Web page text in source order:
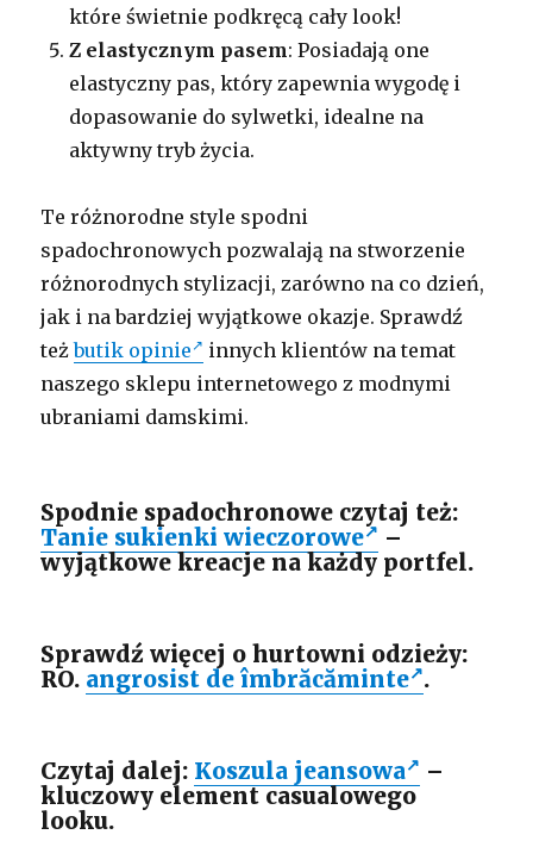
które świetnie podkręcą cały look!
Z elastycznym pasem: Posiadają one
elastyczny pas, który zapewnia wygodę i
dopasowanie do sylwetki, idealne na
aktywny tryb życia.
Te różnorodne style spodni
spadochronowych pozwalają na stworzenie
różnorodnych stylizacji, zarówno na co dzień,
jak i na bardziej wyjątkowe okazje. Sprawdź
teżbutik opinie
innych klientów na temat
naszego sklepu internetowego z modnymi
ubraniami damskimi.
Spodnie spadochronowe czytaj też:
Tanie sukienki wieczorowe
–
wyjątkowe kreacje na każdy portfel.
Sprawdź więcej o hurtowni odzieży:
RO. angrosist de îmbrăcăminte .
Czytaj dalej: Koszula jeansowa
–
kluczowy element casualowego
looku.